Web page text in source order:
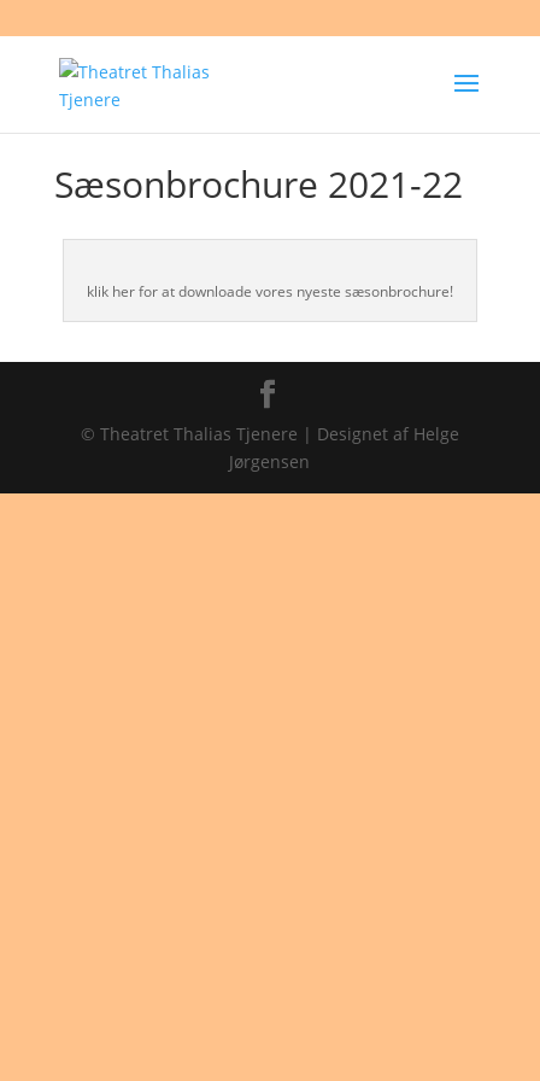
Sæsonbrochure 2021-22
klik her for at downloade vores nyeste sæsonbrochure!
© Theatret Thalias Tjenere | Designet af Helge
Jørgensen